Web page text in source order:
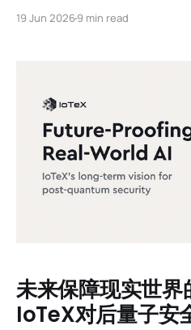
的——以视觉为先，将任何实
19 Jun 20269 min read
未来保障现实世界
IoTeX对后量子安